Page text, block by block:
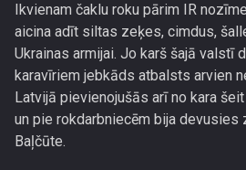
Ikvienam čaklu roku pārim IR
aicina adīt siltas zeķes, cimdus,
Ukrainas armijai. Jo karš šajā valstī
karavīriem jebkāds atbalsts arvien
Latvijā pievienojušās arī no kara
un pie rokdarbniecēm bija devusies
Baļčūte.